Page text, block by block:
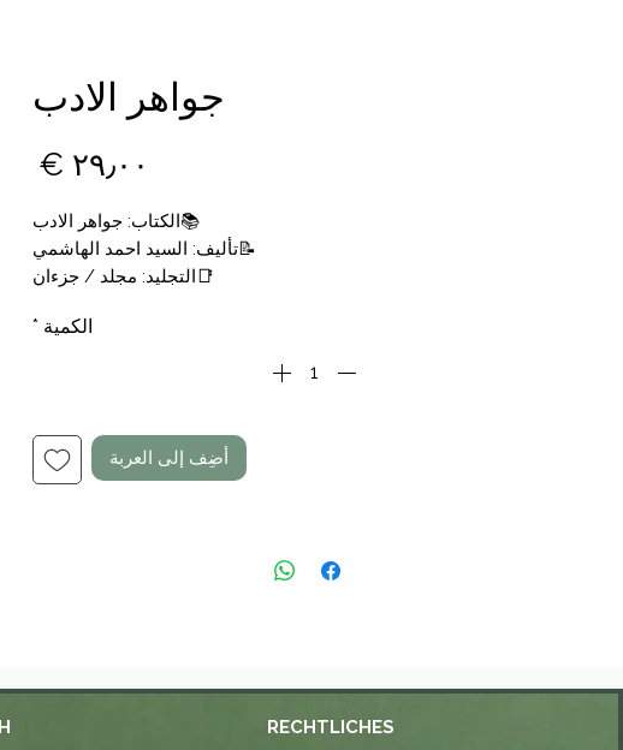
جواهر الادب
📚الكتاب: جواهر الادب
📝تأليف: السيد احمد الهاشمي
📑التجليد: مجلد / جزءان
الكمية *
أضِف إلى العربة
RECHTLICHES